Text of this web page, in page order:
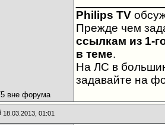
Philips TV
Прежде чем
ссылкам из 1-
в теме.
На ЛС в
задавайте на
18.03.2013, 01:01